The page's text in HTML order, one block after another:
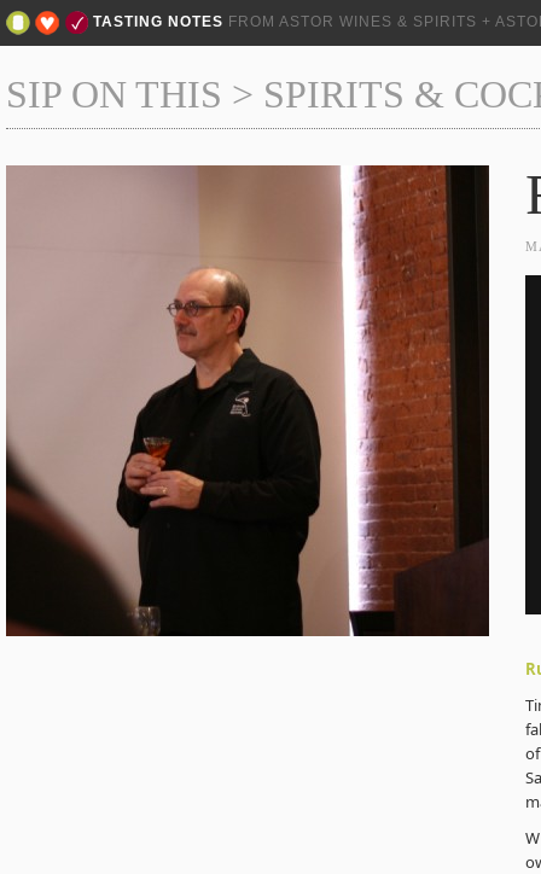
TASTING NOTES FROM ASTOR WINES & SPIRITS +
SIP ON THIS > SPIRITS &